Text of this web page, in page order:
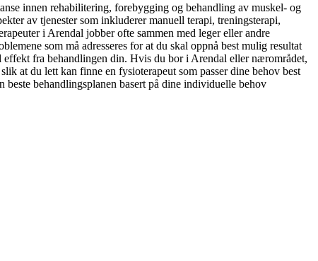
innen rehabilitering, forebygging og behandling av muskel- og
av tjenester som inkluderer manuell terapi, treningsterapi,
i Arendal jobber ofte sammen med leger eller andre
som må adresseres for at du skal oppnå best mulig resultat
fra behandlingen din. Hvis du bor i Arendal eller nærområdet,
at du lett kan finne en fysioterapeut som passer dine behov best
behandlingsplanen basert på dine individuelle behov